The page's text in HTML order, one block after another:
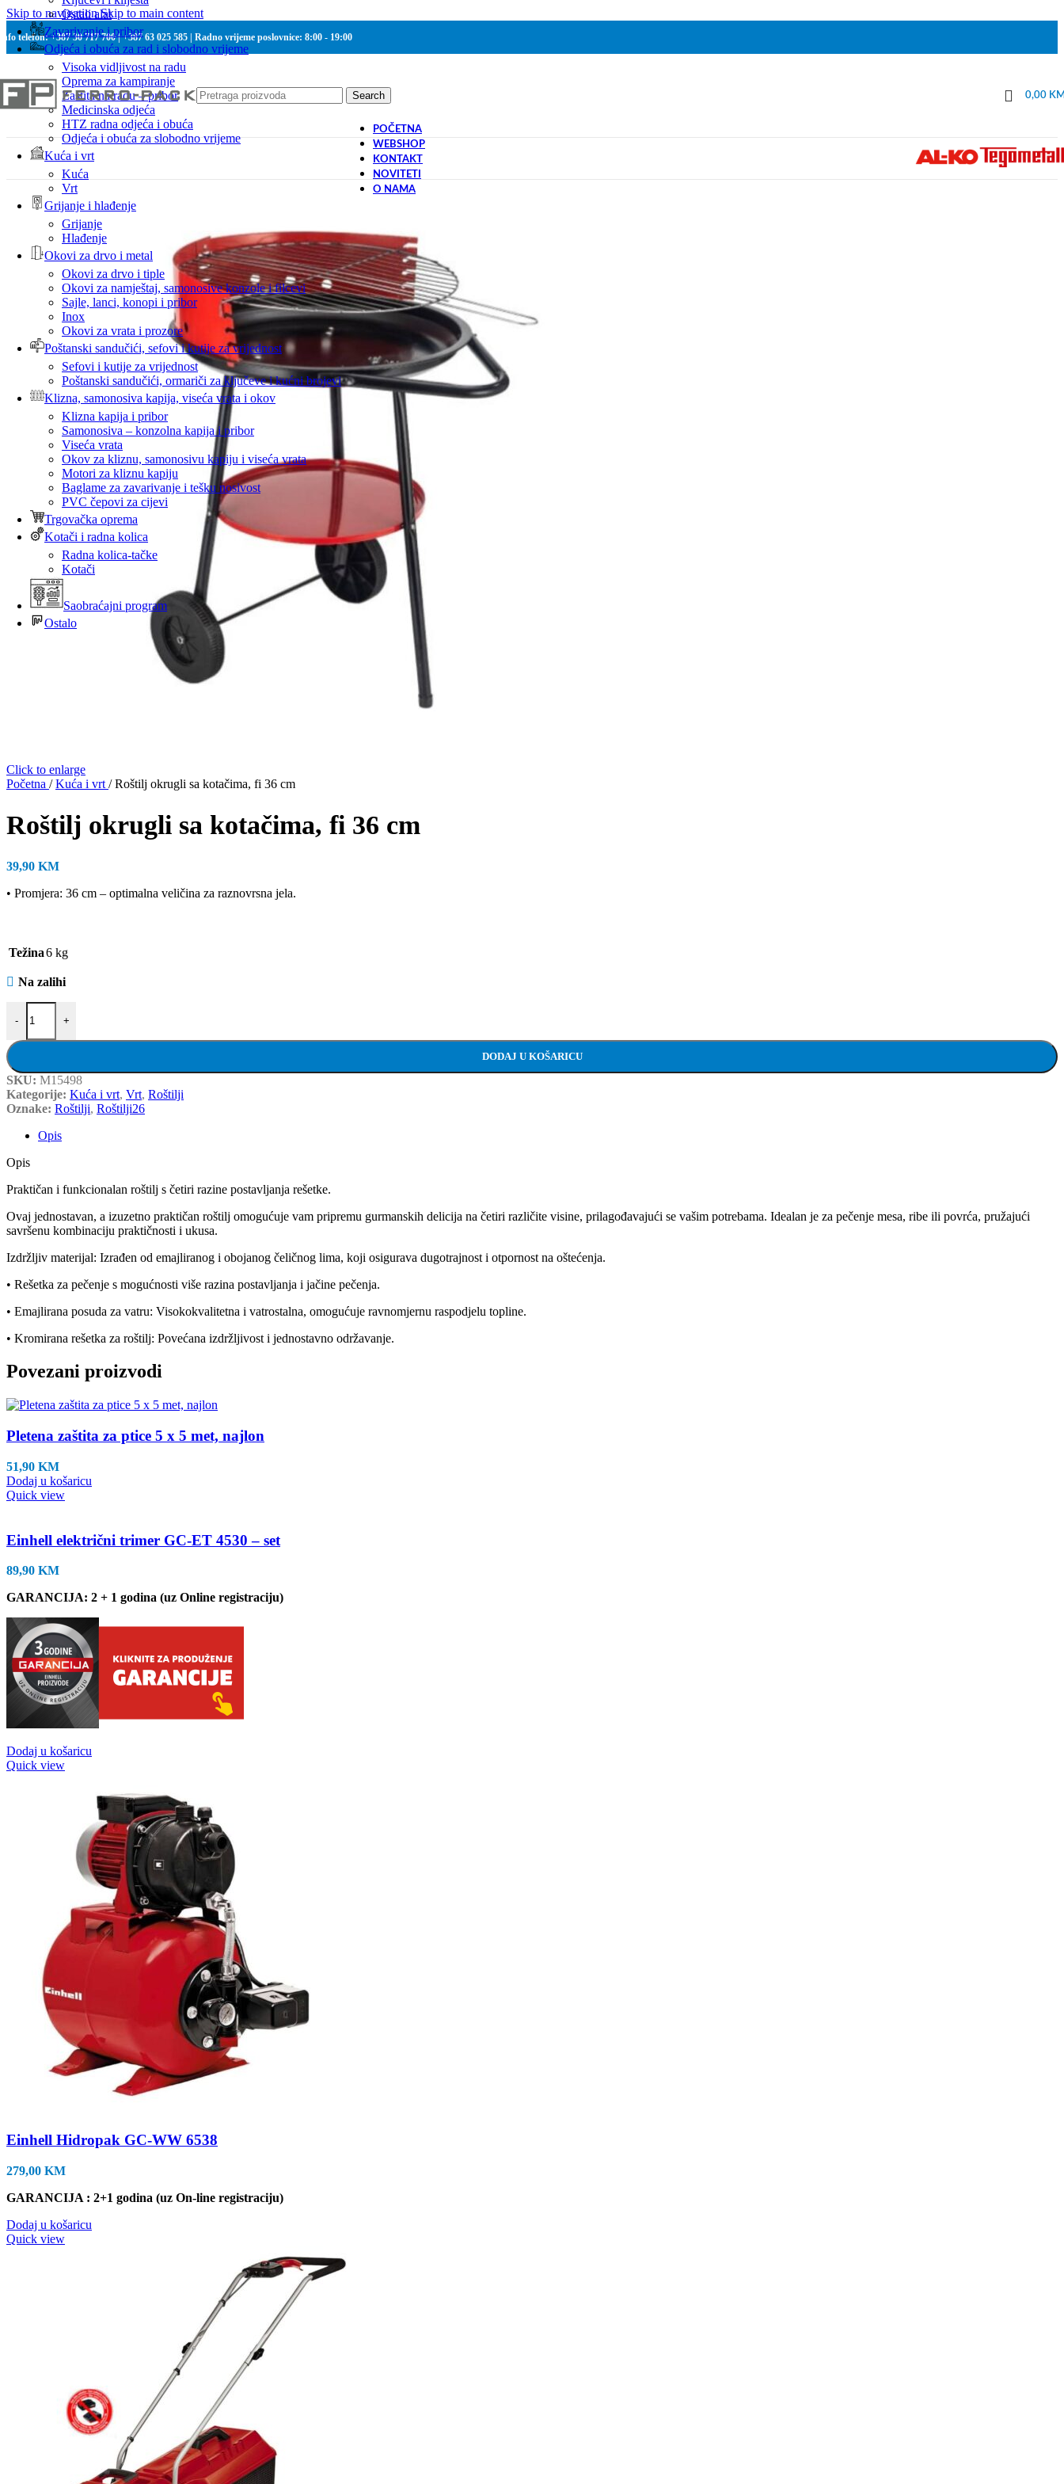
Skip to navigationSkip to main content
telefon: +387 30 717 700 | +387 63 025 585 | Radno vrijeme poslovnice: 8:00 - 19:00
Search 0,00
Ostali alat
Zavarivanje i pribor
Odjeća i obuća za rad i slobodno vrijeme
Visoka vidljivost na radu
Oprema za kampiranje
Zaštita na radu – pribor
Medicinska odjeća
HTZ radna odjeća i obuća
Odjeća i obuća za slobodno vrijeme
Kuća i vrt
Kuća
Vrt
Grijanje i hlađenje
Grijanje
Hlađenje
Okovi za drvo i metal
Okovi za drvo i tiple
Okovi za namještaj, samonosive konzole i filcevi
Sajle, lanci, konopi i pribor
Inox
Okovi za vrata i prozore
Poštanski sandučići, sefovi i kutije za vrijednost
Sefovi i kutije za vrijednost
Poštanski sandučići, ormariči za ključeve i kućni brojevi
Klizna, samonosiva kapija, viseća vrata i okov
Klizna kapija i pribor
Samonosiva – konzolna kapija i pribor
Viseća vrata
Okov za kliznu, samonosivu kapiju i viseća vrata
Motori za kliznu kapiju
Baglame za zavarivanje i tešku nosivost
PVC čepovi za cijevi
Trgovačka oprema
Kotači i radna kolica
Radna kolica-tačke
Kotači
Saobraćajni program
Ostalo
POČETNA
WEBSHOP
KONTAKT
NOVITETI
O NAMA
Click to enlarge
Početna / Kuća i vrt / Roštilj okrugli sa kotačima, fi 36 cm
Roštilj okrugli sa kotačima, fi 36 cm
39,90 KM
• Promjera: 36 cm – optimalna veličina za raznovrsna jela.
Težina6 kg
Na zalihi
-
Roštilj okrugli sa kotačima, fi 36 cm količina
+
DODAJ U KOŠARICU
SKU: M15498
Kategorije: Kuća i vrt, Vrt, Roštilji
Oznake: Roštilji, Roštilji26
Opis
Opis
Praktičan i funkcionalan roštilj s četiri razine postavljanja rešetke.
Ovaj jednostavan, a izuzetno praktičan roštilj omogućuje vam pripremu gurmanskih delicija na četiri različite visine, prilagođavajući se vašim potrebama. Idealan je za pečenje mesa, ribe ili povrća, pružajući
savršenu kombinaciju praktičnosti i ukusa.
Izdržljiv materijal: Izrađen od emajliranog i obojanog čeličnog lima, koji osigurava dugotrajnost i otpornost na oštećenja.
• Rešetka za pečenje s mogućnosti više razina postavljanja i jačine pečenja.
• Emajlirana posuda za vatru: Visokokvalitetna i vatrostalna, omogućuje ravnomjernu raspodjelu topline.
• Kromirana rešetka za roštilj: Povećana izdržljivost i jednostavno održavanje.
Povezani proizvodi
Pletena zaštita za ptice 5 x 5 met, najlon
51,90 KM
Dodaj u košaricu
Quick view
Einhell električni trimer GC-ET 4530 – set
89,90 KM
GARANCIJA: 2 + 1 godina (uz Online registraciju)
Dodaj u košaricu
Quick view
Einhell Hidropak GC-WW 6538
279,00 KM
GARANCIJA : 2+1 godina (uz On-line registraciju)
Dodaj u košaricu
Quick view